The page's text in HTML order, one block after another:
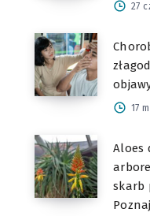
27
17
Aloes
skarb